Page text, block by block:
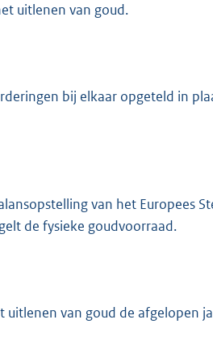
uitlenen van goud.
bij elkaar opgeteld in
van het Europees
de fysieke goudvoorraad.
van goud de afgelopen